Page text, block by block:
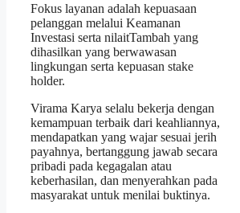
Fokus layanan adalah kepuasaan
pelanggan melalui Keamanan
Investasi serta nilaitTambah yang
dihasilkan yang berwawasan
lingkungan serta kepuasan stake
holder.
Virama Karya selalu bekerja dengan
kemampuan terbaik dari keahliannya,
mendapatkan yang wajar sesuai jerih
payahnya, bertanggung jawab secara
pribadi pada kegagalan atau
keberhasilan, dan menyerahkan pada
masyarakat untuk menilai buktinya.